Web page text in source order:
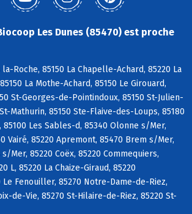
Les Dunes (85470) est proche
Roche, 85150 La Chapelle-Achard, 85220 La
La Mothe-Achard, 85150 Le Girouard,
St-Georges-de-Pointindoux, 85150 St-Julien-
Mathurin, 85150 Ste-Flaive-des-Loups, 85180
85100 Les Sables-d, 85340 Olonne s/Mer,
Vairé, 85220 Apremont, 85470 Brem s/Mer,
Mer, 85220 Coëx, 85220 Commequiers,
L, 85220 La Chaize-Giraud, 85220
Fenouiller, 85270 Notre-Dame-de-Riez,
de-Vie, 85270 St-Hilaire-de-Riez, 85220 St-